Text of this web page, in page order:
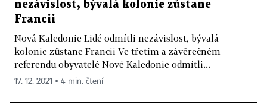
nezávislost, bývalá kolonie zůstane
Francii
Nová Kaledonie Lidé odmítli nezávislost, bývalá
kolonie zůstane Francii Ve třetím a závěrečném
referendu obyvatelé Nové Kaledonie odmítli...
17. 12. 2021 ▪ 4 min. čtení